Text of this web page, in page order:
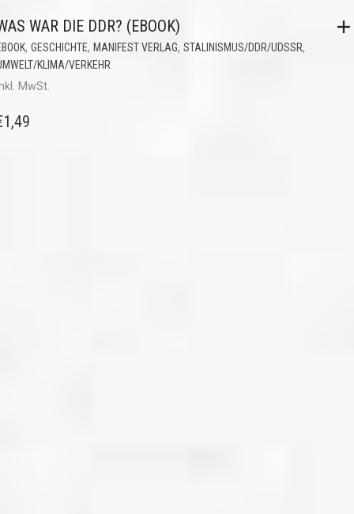
WAR DIE DDR? (EBOOK)
, GESCHICHTE, MANIFEST VERLAG, STALINISMUS/DDR/UDSSR,
KLIMA/VERKEHR
MwSt.
1,49